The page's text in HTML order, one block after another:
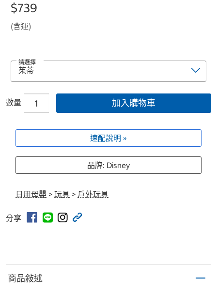
$739
(含運)
請選擇
數量 加入購物車
速配說明 »
品牌: Disney
日用母嬰 > 玩具 > 戶外玩具
分享
商品敍述